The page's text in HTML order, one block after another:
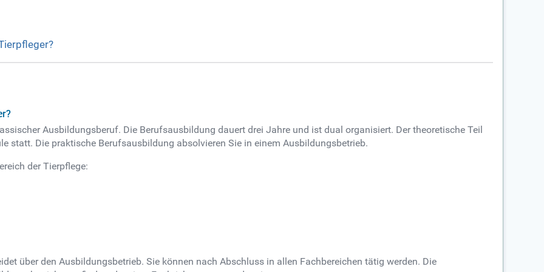
Ausbildungsberuf. Die Berufsausbildung dauert drei Jahre und ist dual organisiert. Der theoretische Teil
statt. Die praktische Berufsausbildung absolvieren Sie in einem Ausbildungsbetrieb.
der Tierpflege:
über den Ausbildungsbetrieb. Sie können nach Abschluss in allen Fachbereichen tätig werden. Die